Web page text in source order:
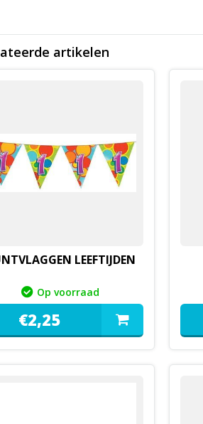
artikelen
LEEFTIJDEN
Op voorraad
€2,25